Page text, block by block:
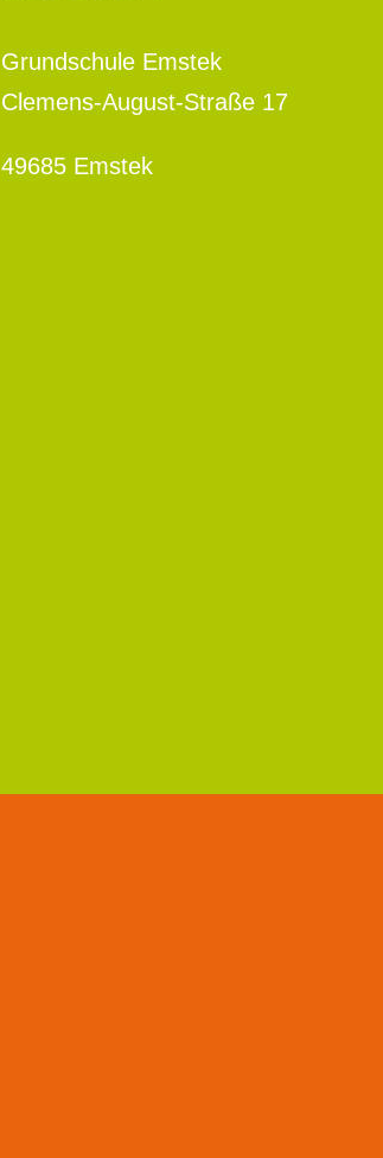
Grundschule Emstek
Clemens-August-Straße 17
49685 Emstek